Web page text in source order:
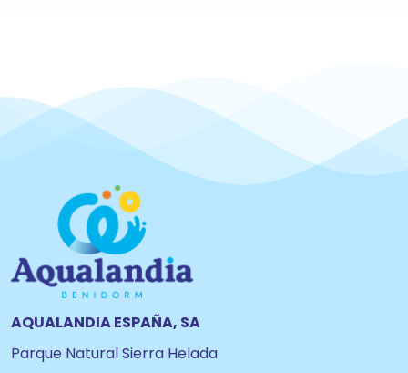
AQUALANDIA ESPAÑA, SA
Parque Natural Sierra Helada